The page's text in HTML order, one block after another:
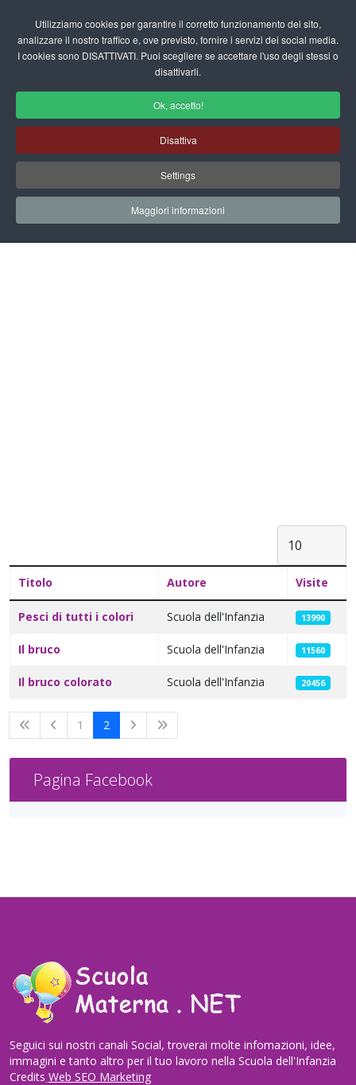
Utilizziamo cookies per garantire il corretto funzionamento del sito,
analizzare il nostro traffico e, ove previsto, fornire i servizi dei social media.
I cookies sono DISATTIVATI. Puoi scegliere se accettare l'uso degli stessi o
disattivarli.
Ok, accetto!
Disattiva
Settings
Maggiori informazioni
fas
Filastrocche sugli Animali
Home Scuola Materna Filastrocche
Sezione A
Visualizza #
Articoli
Titolo Autore Visite
Pesci di tutti i colori Scuola dell'Infanzia 13990
Il bruco Scuola dell'Infanzia 11560
Il bruco colorato Scuola dell'Infanzia 20456
1 2
Pagina Facebook
Seguici sui nostri canali Social, troverai molte infomazioni, idee,
immagini e tanto altro per il tuo lavoro nella Scuola dell'Infanzia
Credits Web SEO Marketing